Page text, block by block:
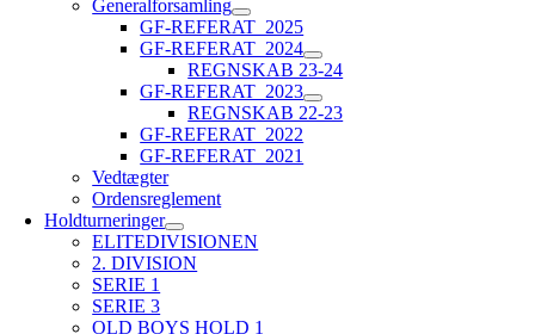
Generalforsamling
GF-REFERAT_2025
GF-REFERAT_2024
REGNSKAB 23-24
GF-REFERAT_2023
REGNSKAB 22-23
GF-REFERAT_2022
GF-REFERAT_2021
Vedtægter
Ordensreglement
Holdturneringer
ELITEDIVISIONEN
2. DIVISION
SERIE 1
SERIE 3
OLD BOYS HOLD 1